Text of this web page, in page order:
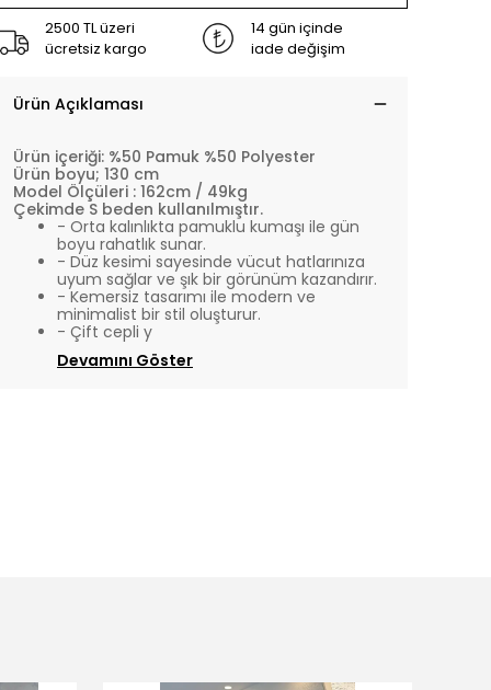
2500 TL üzeri
ücretsiz kargo
14 gün içinde
iade değişim
Ürün Açıklaması
Ürün içeriği: %50 Pamuk %50 Polyester
Ürün boyu; 130 cm
Model Ölçüleri : 162cm / 49kg
Çekimde S beden kullanılmıştır.
- Orta kalınlıkta pamuklu kumaşı ile gün
boyu rahatlık sunar.
- Düz kesimi sayesinde vücut hatlarınıza
uyum sağlar ve şık bir görünüm kazandırır.
- Kemersiz tasarımı ile modern ve
minimalist bir stil oluşturur.
- Çift cepli y
Devamını Göster